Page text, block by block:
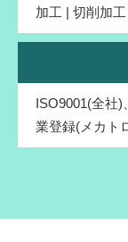
加工 | 切削加
ISO9001(全社
業登録(メカト